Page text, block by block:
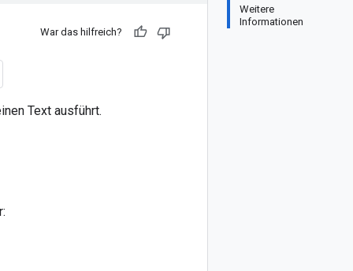
Weitere
Informationen
War das hilfreich?
Text ausführt.